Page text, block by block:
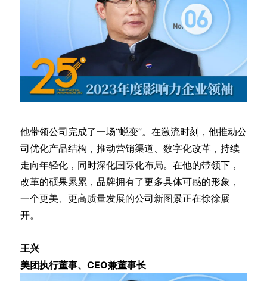
他带领公司完成了一场“蜕变”。在激流时刻，他推动公
司优化产品结构，推动营销渠道、数字化改革，持续
走向年轻化，同时深化国际化布局。在他的带领下，
改革的硕果累累，品牌拥有了更多具体可感的形象，
一个更美、更高质量发展的公司新图景正在徐徐展
开。
王兴
美团执行董事、CEO兼董事长